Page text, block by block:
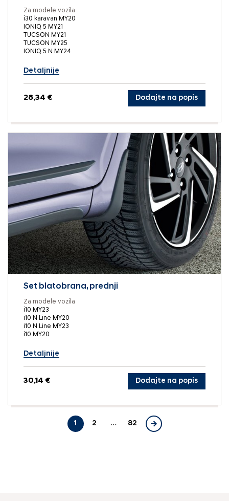
Za modele vozila
i30 karavan MY20
IONIQ 5 MY21
TUCSON MY21
TUCSON MY25
IONIQ 5 N MY24
Detaljnije
28,34 € Dodajte na popis
Set blatobrana, prednji
Za modele vozila
i10 MY23
i10 N Line MY20
i10 N Line MY23
i10 MY20
Detaljnije
30,14 € Dodajte na popis
1 2 … 82